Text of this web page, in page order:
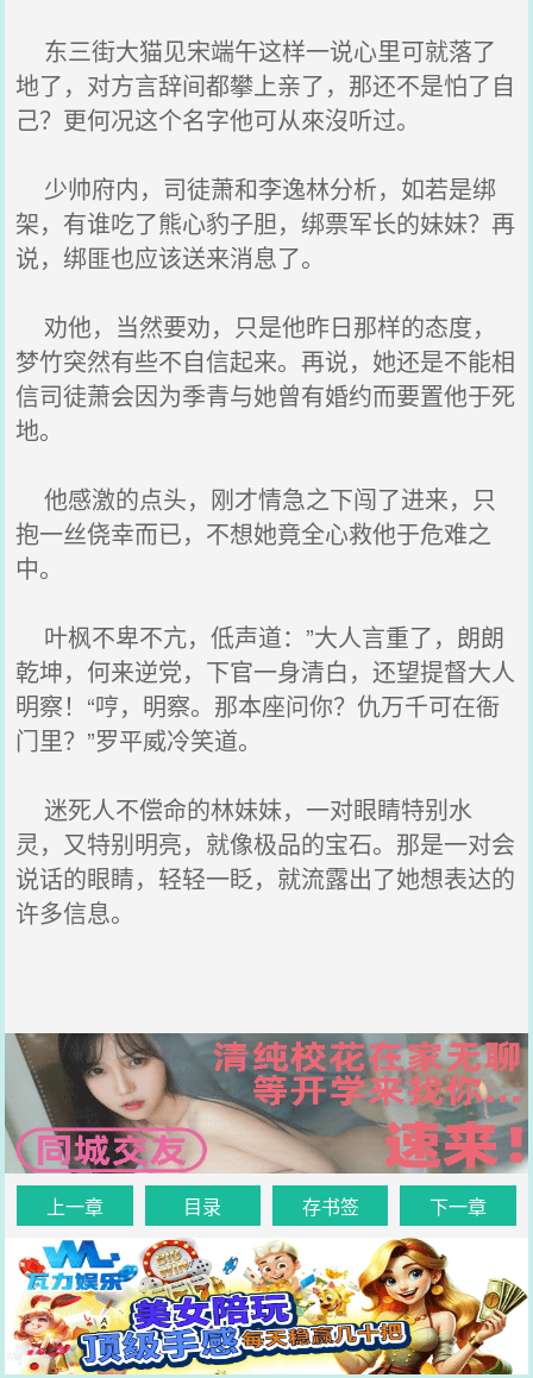
东三街大猫见宋端午这样一说心里可就落了
地了，对方言辞间都攀上亲了，那还不是怕了自
己？更何况这个名字他可从來沒听过。
少帅府内，司徒萧和李逸林分析，如若是绑
架，有谁吃了熊心豹子胆，绑票军长的妹妹？再
说，绑匪也应该送来消息了。
劝他，当然要劝，只是他昨日那样的态度，
梦竹突然有些不自信起来。再说，她还是不能相
信司徒萧会因为季青与她曾有婚约而要置他于死
地。
他感激的点头，刚才情急之下闯了进来，只
抱一丝侥幸而已，不想她竟全心救他于危难之
中。
叶枫不卑不亢，低声道：”大人言重了，朗朗
乾坤，何来逆党，下官一身清白，还望提督大人
明察！“哼，明察。那本座问你？仇万千可在衙
门里？”罗平威冷笑道。
迷死人不偿命的林妹妹，一对眼睛特别水
灵，又特别明亮，就像极品的宝石。那是一对会
说话的眼睛，轻轻一眨，就流露出了她想表达的
许多信息。
上一章 目录 存书签 下一章